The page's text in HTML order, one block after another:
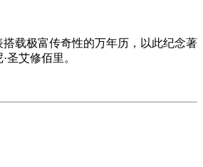
载极富传奇性的万年历，以此纪念著
圣艾修佰里。